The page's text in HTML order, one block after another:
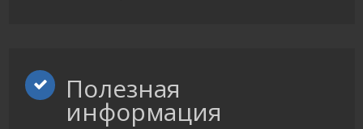
Полезная
информация